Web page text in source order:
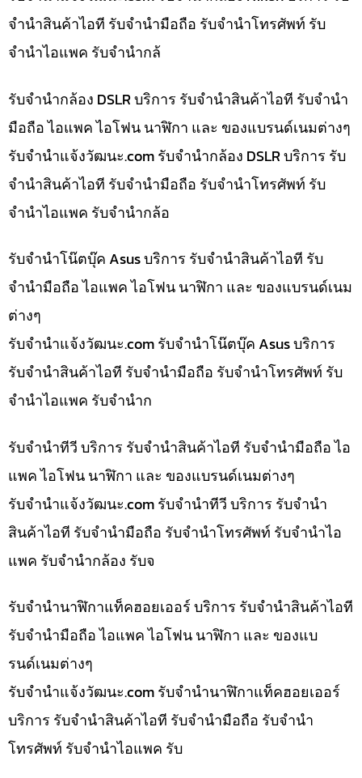
จำนำสินค้าไอที รับจำนำมือถือ รับจำนำโทรศัพท์ รับ
จำนำไอแพค รับจำนำกล้
รับจำนำกล้อง DSLR บริการ รับจำนำสินค้าไอที รับจำนำ
มือถือ ไอแพค ไอโฟน นาฬิกา และ ของแบรนด์เนมต่างๆ
รับจํานําแจ้งวัฒนะ.com รับจำนำกล้อง DSLR บริการ รับ
จำนำสินค้าไอที รับจำนำมือถือ รับจำนำโทรศัพท์ รับ
จำนำไอแพค รับจำนำกล้อ
รับจำนำโน๊ตบุ๊ค Asus บริการ รับจำนำสินค้าไอที รับ
จำนำมือถือ ไอแพค ไอโฟน นาฬิกา และ ของแบรนด์เนม
ต่างๆ
รับจํานําแจ้งวัฒนะ.com รับจำนำโน๊ตบุ๊ค Asus บริการ
รับจำนำสินค้าไอที รับจำนำมือถือ รับจำนำโทรศัพท์ รับ
จำนำไอแพค รับจำนำก
รับจำนำทีวี บริการ รับจำนำสินค้าไอที รับจำนำมือถือ ไอ
แพค ไอโฟน นาฬิกา และ ของแบรนด์เนมต่างๆ
รับจํานําแจ้งวัฒนะ.com รับจำนำทีวี บริการ รับจำนำ
สินค้าไอที รับจำนำมือถือ รับจำนำโทรศัพท์ รับจำนำไอ
แพค รับจำนำกล้อง รับจ
รับจำนำนาฬิกาแท็คฮอยเออร์ บริการ รับจำนำสินค้าไอที
รับจำนำมือถือ ไอแพค ไอโฟน นาฬิกา และ ของแบ
รนด์เนมต่างๆ
รับจํานําแจ้งวัฒนะ.com รับจำนำนาฬิกาแท็คฮอยเออร์
บริการ รับจำนำสินค้าไอที รับจำนำมือถือ รับจำนำ
โทรศัพท์ รับจำนำไอแพค รับ